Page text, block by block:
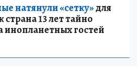
натянули «сетку»для
13 лет тайно
инопланетных гостей